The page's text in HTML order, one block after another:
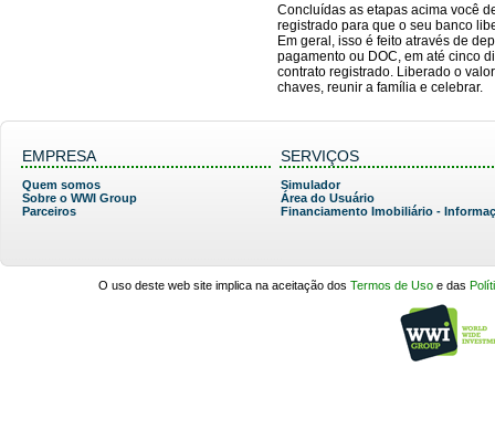
Concluídas as etapas acima você
registrado para que o seu banco
Em geral, isso é feito através de
pagamento ou DOC, em até cinco
contrato registrado. Liberado o
chaves, reunir a família e celebrar.
EMPRESA SERVIÇOS
Quem somos
Sobre o WWI Group
Parceiros
Simulador
Área do Usuário
Financiamento Imobiliário -
O uso deste web site implica na aceitação dos Termos de Uso e das